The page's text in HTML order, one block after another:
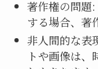
著作権の問題
する場合、著
非人間的な表
トや画像は、